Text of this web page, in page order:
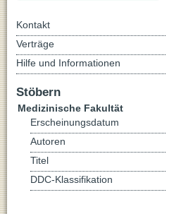
Kontakt
Verträge
Hilfe und Informationen
Stöbern
Medizinische Fakultät
Erscheinungsdatum
Autoren
Titel
DDC-Klassifikation